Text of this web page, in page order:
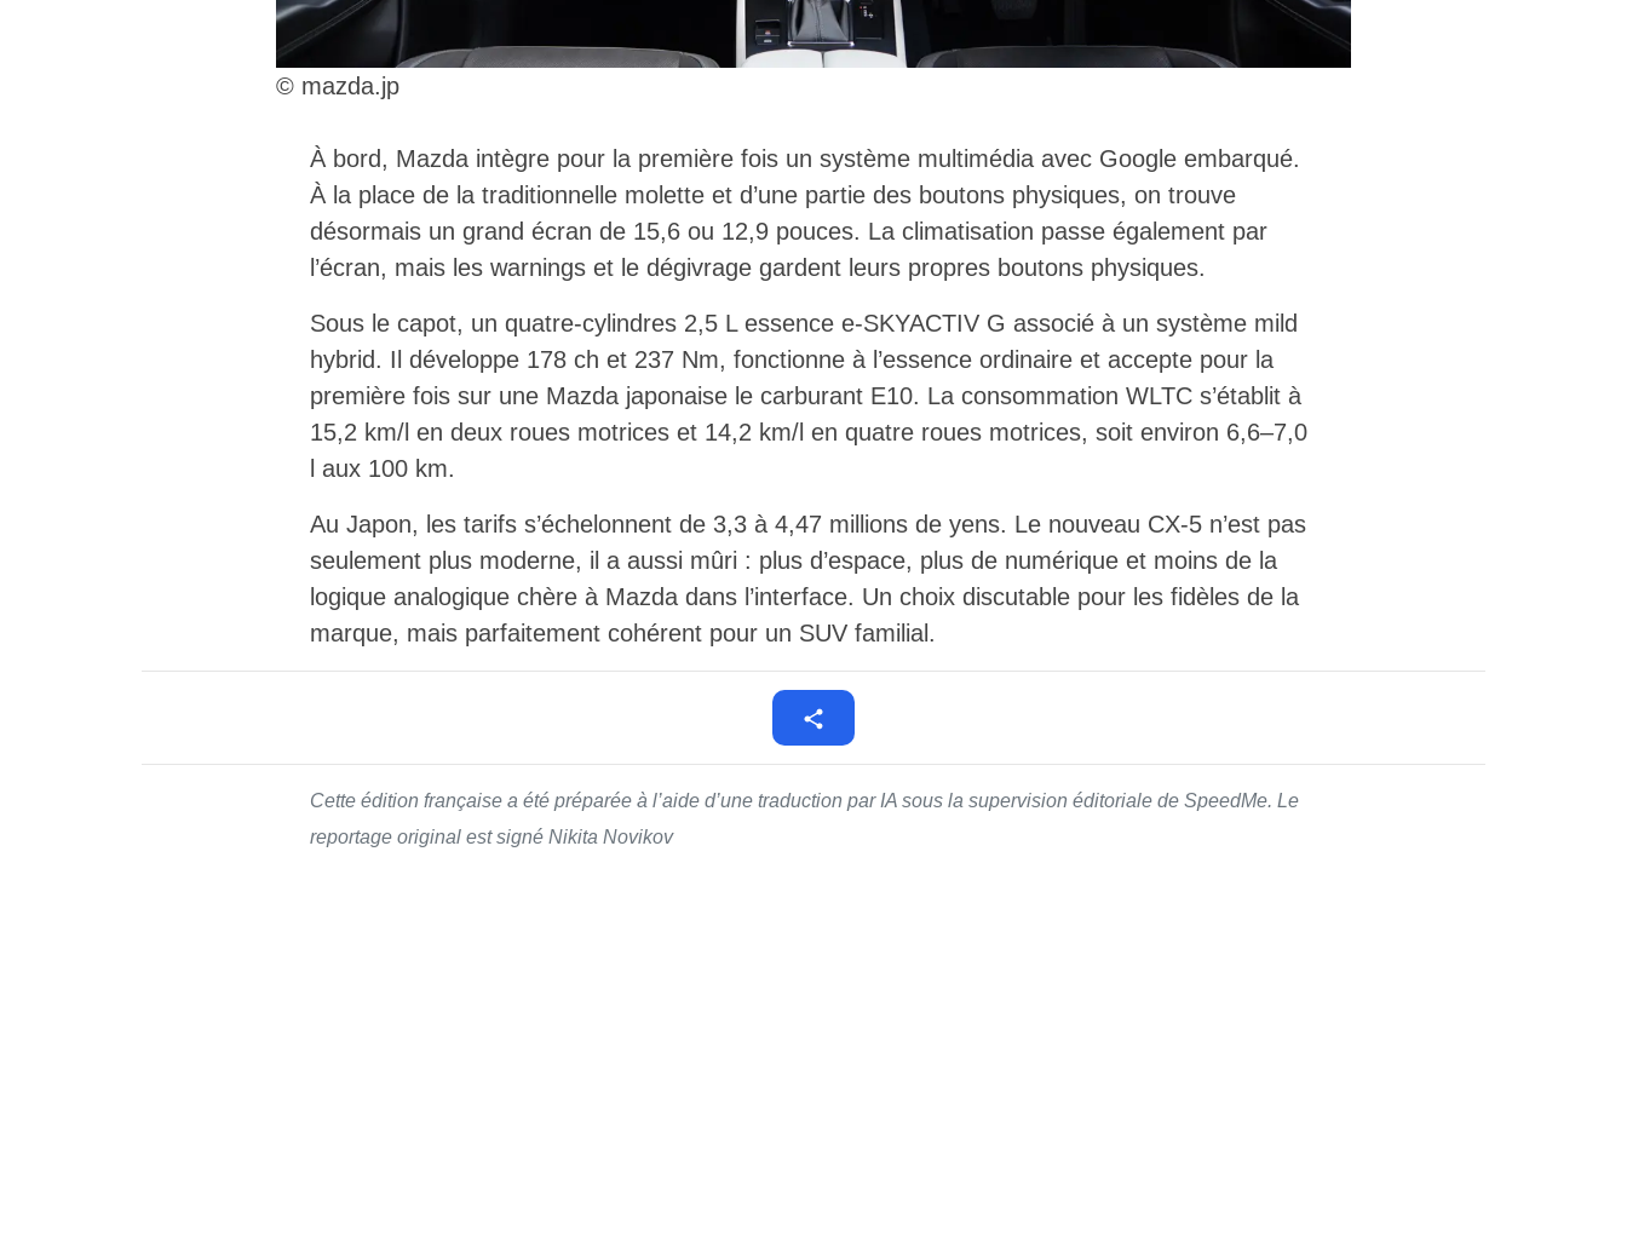
© mazda.jp
À bord, Mazda intègre pour la première fois un système multimédia avec Google embarqué.
À la place de la traditionnelle molette et d’une partie des boutons physiques, on trouve
désormais un grand écran de 15,6 ou 12,9 pouces. La climatisation passe également par
l’écran, mais les warnings et le dégivrage gardent leurs propres boutons physiques.
Sous le capot, un quatre-cylindres 2,5 L essence e-SKYACTIV G associé à un système mild
hybrid. Il développe 178 ch et 237 Nm, fonctionne à l’essence ordinaire et accepte pour la
première fois sur une Mazda japonaise le carburant E10. La consommation WLTC s’établit à
15,2 km/l en deux roues motrices et 14,2 km/l en quatre roues motrices, soit environ 6,6–7,0
l aux 100 km.
Au Japon, les tarifs s’échelonnent de 3,3 à 4,47 millions de yens. Le nouveau CX-5 n’est pas
seulement plus moderne, il a aussi mûri : plus d’espace, plus de numérique et moins de la
logique analogique chère à Mazda dans l’interface. Un choix discutable pour les fidèles de la
marque, mais parfaitement cohérent pour un SUV familial.
Cette édition française a été préparée à l’aide d’une traduction par IA sous la supervision éditoriale de SpeedMe. Le
reportage original est signé Nikita Novikov